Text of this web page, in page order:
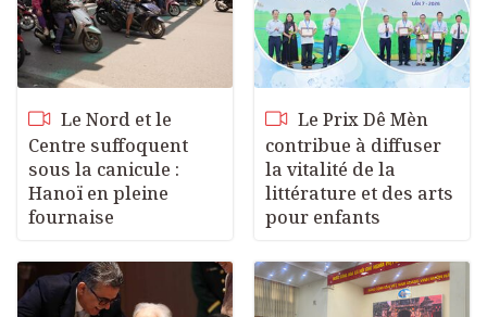
Le Nord et le
Centre suffoquent
sous la canicule :
Hanoï en pleine
fournaise
Le Prix Dê Mèn
contribue à diffuser
la vitalité de la
littérature et des arts
pour enfants